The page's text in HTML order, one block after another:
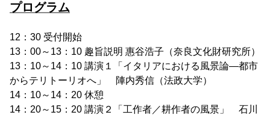
プログラム
12：30 受付開始
13：00～13：10 趣旨説明 惠谷浩子（奈良文化財研究所）
13：10～14：10 講演１「イタリアにおける風景論―都市
からテリトーリオへ」 陣内秀信（法政大学）
14：10～14：20 休憩
14：20～15：20 講演２「工作者／耕作者の風景」 石川